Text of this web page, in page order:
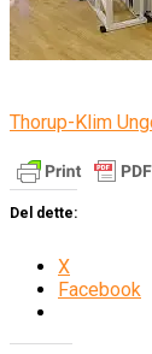
Thorup-Klim
Del dette:
X
Facebook